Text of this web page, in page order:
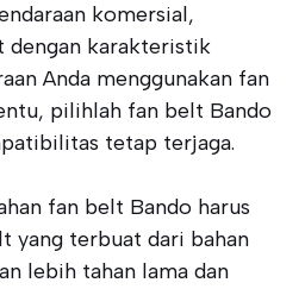
komersial,
dengan karakteristik
Anda menggunakan fan
pilihlah fan belt Bando
tetap terjaga.
fan belt Bando harus
yang terbuat dari bahan
lebih tahan lama dan